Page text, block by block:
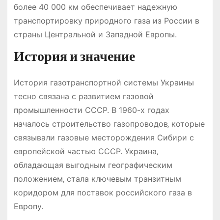
более 40 000 км обеспечивает надежную
транспортировку природного газа из России в
страны Центральной и Западной Европы.
История и значение
История газотранспортной системы Украины
тесно связана с развитием газовой
промышленности СССР. В 1960-х годах
началось строительство газопроводов‚ которые
связывали газовые месторождения Сибири с
европейской частью СССР. Украина‚
обладающая выгодным географическим
положением‚ стала ключевым транзитным
коридором для поставок российского газа в
Европу.